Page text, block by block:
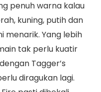
penuh warna kalau
kuning, putih dan
menarik. Yang lebih
tak perlu kuatir
Tagger’s
diragukan lagi.